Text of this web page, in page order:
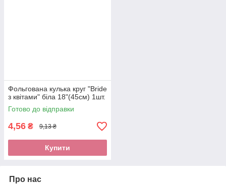
Фольгована кулька круг "Bride
з квітами" біла 18"(45см) 1шт.
Готово до відправки
4,56 ₴ 9,13 ₴
Купити
Про нас